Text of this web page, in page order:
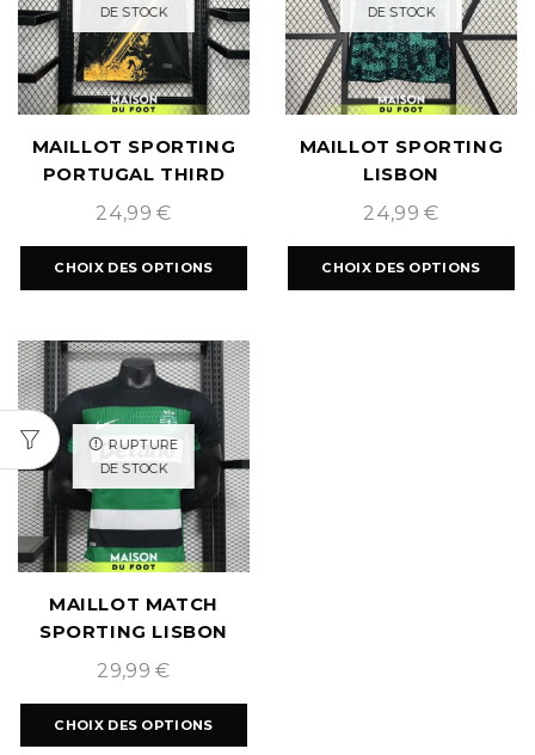
DE STOCK
MAILLOT SPORTING
PORTUGAL THIRD
EXTÉRIEUR
24,99€
CHOIX DES OPTIONS
DE STOCK
MAILLOT SPORTING
LISBON
ENTRAINEMENT
24,99€
CHOIX DES OPTIONS
RUPTURE
DE STOCK
MAILLOT MATCH
SPORTING LISBON
DOMICILE 2024/2025
29,99€
CHOIX DES OPTIONS